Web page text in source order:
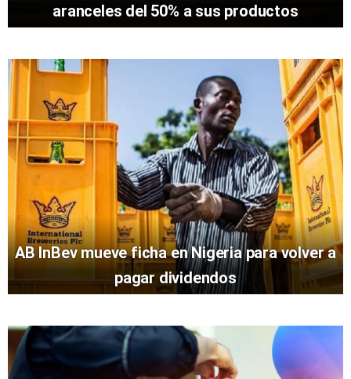
aranceles del 50% a sus productos
AB InBev mueve ficha en Nigeria para volver a
pagar dividendos